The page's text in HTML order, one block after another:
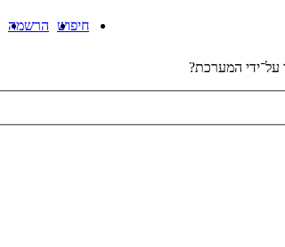
הרשמה חיפוש
המערכת?